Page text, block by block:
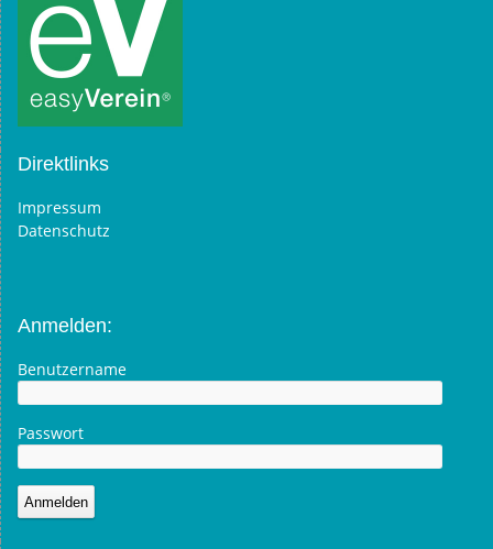
Direktlinks
Impressum
Datenschutz
Anmelden:
Benutzername
Passwort